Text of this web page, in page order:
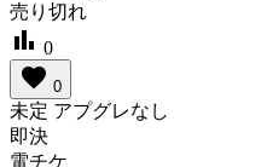
売り切れ
bar_chart 0
favorite 0
未定 アプグレなし
即決
電チケ